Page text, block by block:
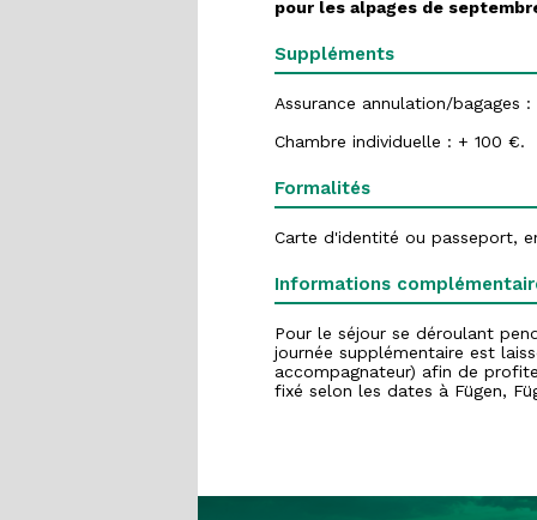
pour les alpages de
Suppléments
Assurance annulation/
Chambre individuelle : + 100 €.
Formalités
Carte d'identité ou passeport,
Informations
Pour le séjour se déroulant
journée supplémentaire est
accompagnateur) afin de
fixé selon les dates à Fügen,